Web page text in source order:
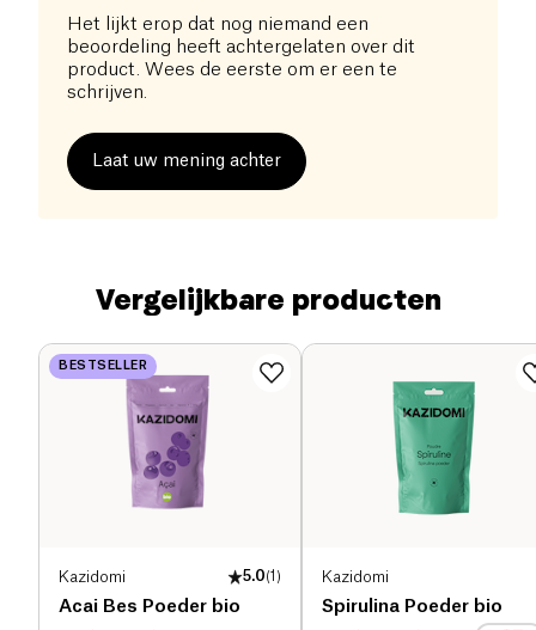
Het lijkt erop dat nog niemand een
beoordeling heeft achtergelaten over dit
product. Wees de eerste om er een te
schrijven.
Laat uw mening achter
Vergelijkbare producten
BESTSELLER
Kazidomi 5.0(1 )
Acai Bes Poeder bio
Kazidomi
Spirulina Poeder bio